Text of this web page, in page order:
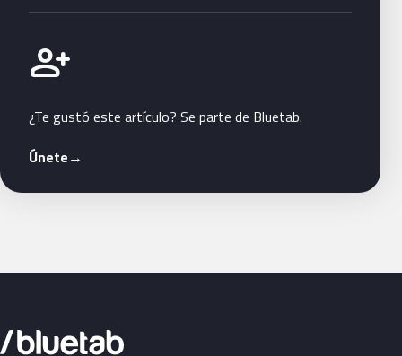
person_add
Únete a Bluetab
¿Te gustó este artículo? Se parte de Bluetab.
Únete→